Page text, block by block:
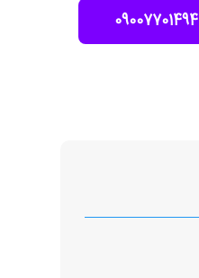
09007701494